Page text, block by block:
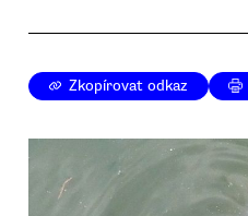
Zkopírovat odkaz